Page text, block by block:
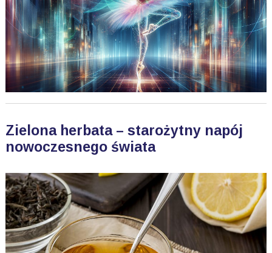
Zielona herbata – starożytny napój
nowoczesnego świata